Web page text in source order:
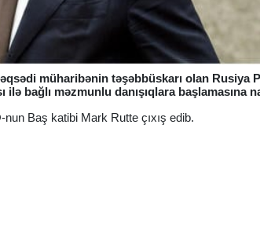
müharibənin təşəbbüskarı olan Rusiya
bağlı məzmunlu danışıqlara başlamasına
Baş katibi Mark Rutte çıxış edib.